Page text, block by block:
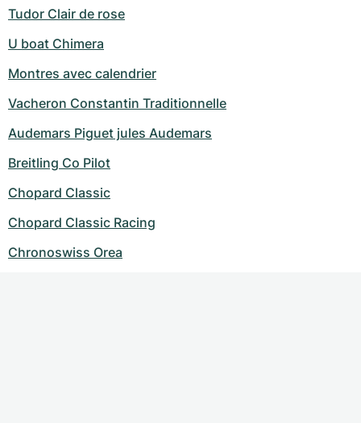
Tudor Clair de rose
U boat Chimera
Montres avec calendrier
Vacheron Constantin Traditionnelle
Audemars Piguet jules Audemars
Breitling Co Pilot
Chopard Classic
Chopard Classic Racing
Chronoswiss Orea